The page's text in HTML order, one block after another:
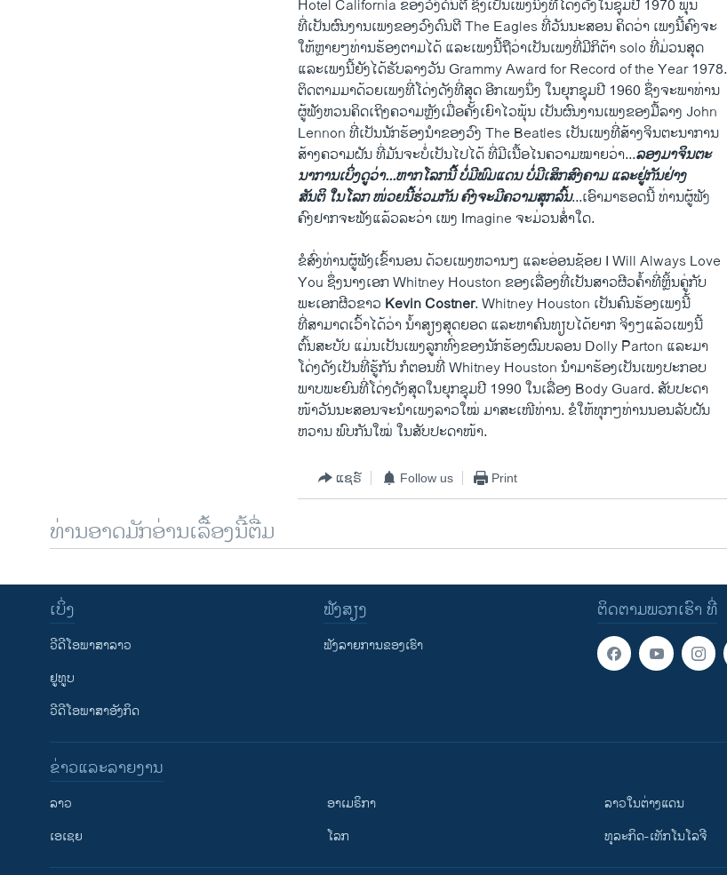
Hotel California ຂອງວົງດົນຕີ ​ຊຶ່ງ​ເປັນ​ເພງ​ນຶ່ງ​ທີ່​ໂດ່​ງດັງ​ໃນ​ຊຸມ​ປີ 1970 ພຸ້ນ
ທີ່​ເປັນ​ຜົນງານ​ເພງ​ຂອງ​ວົງ​ດົນຕີ The Eagles ທີ່ວັນນະ​ສອນ ຄິດ​ວ່າ ​ເພງ​ນີ້ຄົງ​ຈະ
ໃຫ້​ຫຼາຍໆ​ທ່ານ​ຮ້ອງ​ຕາມ​ໄດ້ ​ແລະ​ເພງນີ້ຖື​ວ່າ​ເປັນ​ເພງ​ທີ່​ມີ​ກິ​ຕ້າ solo ​ທີ່ມ່ວນ​ສຸດ ​
ແລະ​ເພງ​ນີ້ຍັງ​ໄດ້ຮັບ​ລາງວັນ​ Grammy Award for Record of the Year 1978.
ຕິດຕາ​ມມາ​ດ້ວຍ​ເພງ​ທີ່​ໂດ່​ງດັງ​ທີ່​ສຸດ ອີກ​ເພງ​ນຶ່ງ ​ໃນ​ຍຸກຊຸມ​ປີ 1960 ​ຊຶ່ງ​ຈະ​ພາ​ທ່ານ
​ຜູ້​ຟັງ​ຫວນ​ຄິດ​ເຖິງ​ຄວາມ​ຫຼັງ​ເມື່ອ​ຄັ້ງ​ເຍົາ​ໄວພຸ້ນ ​ເປັນ​ຜົນງານ​ເພງ​ຂອງ​ມື້​ລາງ John
Lennon ທີ່​ເປັນ​ນັກ​ຮ້ອງ​ນຳ​ຂອງ​ວົງ The Beatles ​ເປັນ​ເພງ​ທີ່​ສ້າງ​ຈິນຕະນາການ
ສ້າງ​ຄວາມ​ຝັນ ທີ່​ມັນ​ຈະ​ບໍ່​ເປັນ​ໄປ​ໄດ້ ທີ່​ມີເນື້ອໄນ​ຄວາມ​ໝາຍວ່າ...ລອງ​ມາຈິນຕະ
ນາການເບິ່ງດູ​ວ່າ...ຫາກໂລກ​ນີ້ ບໍ່​ມີ​ພົມ​ແດນ ບໍ່​ມີ​ເສິກ​ສົງ​ຄາມ ​ແລະ​ຢູ່​ກັນ​ຢ່າງ
​ສັນຕິ ​ໃນ​ໂລກ​ ໜ່ວຍ​ນີ້​ຮ່ວມ​ກັນ ຄົງ​ຈະ​ມີ​ຄວາມສຸກ​ລົ້ນ...​ເອົາ​ມາ​ຮອດ​ນີ້ ທ່ານ​ຜູ້​ຟັງ
ຄົງ​ຢາກ​ຈະ​ຟັງ​ແລ້ວ​ລະ​ວ່າ​ ​ເພງ Imagine ຈະ​ມ່ວນສ່ຳ​ໃດ.
ຂໍ​ສົ່ງ​ທ່ານ​ຜູ້​ຟັງ​ເຂົ້າ​ນອນ ດ້ວຍ​ເພງ​ຫວານໆ ​ແລະ​ອ່ອນ​ຊ້ອຍ I Will Always Love
You ຊຶ່ງນາງ​ເອກ​ Whitney Houston ຂອງ​ເລື່ອງ​ທີ່​ເປັນ​ສາວ​ຜີວ​ຄ້ຳທີ່ຫຼິ້ນຄູ່​ກັບ
ພະ​ເອກ​ຜີວ​ຂາວ Kevin Costner. Whitney Houston ​ເປັນ​ຄົນ​ຮ້ອງ​ເພງ​ນີ້
ທີ່​ສາມາດ​ເວົ້າ​ໄດ້ວ່າ ນ້ຳ​ສຽງສຸດ​ຍອດ ​ແລະ​ຫາ​ຄົນ​ທຽບ​ໄດ້ຍາກ ຈິງໆ​ແລ້ວ​ເພງ​ນີ້
ຕົ້ນ​ສະບັບ ​ແມ່ນເປັນ​ເພງ​ລູກ​ທົ່ງຂອງ​ນັກ​ຮ້ອງ​ຜົມ​ບລອນ Dolly Parton ​ແລະ​ມາ​
ໂດ່​ງດັງ​ເປັນ​ທີ່​ຮູ້​ກັນ ກໍ​ຕອນທີ່ Whitney Houston ນຳ​ມາ​ຮ້ອງ​ເປັນ​ເພງ​ປະກອບ
​ພາບ​ພະ​ຍົນທີ່​ໂດ່​ງດັງສຸດ​ໃນ​ຍຸກ​ຊຸມ​ປີ 1990 ໃນ​ເລື່ອງ Body Guard. ​ສັບປະດາ
ໜ້າ​ວັນນະ​ສອນ​ຈະ​ນຳ​ເພງ​ລາວ​ໃໝ່ ມາສະ​ເໜີ​ທ່ານ. ຂໍໃຫ້​ທຸກ​ໆທ່ານ​ນອນ​ລັບ​ຝັນ
​ຫວານ ພົບ​ກັນ​ໃໝ່ ​ໃນ​ສັບປະດາ​ໜ້າ.
ແຊຣ໌ Follow us Print
ທ່ານອາດມັກອ່ານເລື້ອງນີ້ຕື່ມ
ຕິດຕາມພວກເຮົາ ທີ່
ເບິ່ງ
ວີດີໂອພາສາລາວ
ຢູທູບ
ວີດີໂອພາສາອັງກິດ
ຟັງສຽງ
ຟັງລາຍການຂອງເຮົາ
ຂ່າວແລະລາຍງານ
ລາວ
ເອເຊຍ
ອາເມຣິກາ
ໂລກ
ລາວໃນຕ່າງແດນ
ທຸລະກິດ-ເທັກໂນໂລຈີ